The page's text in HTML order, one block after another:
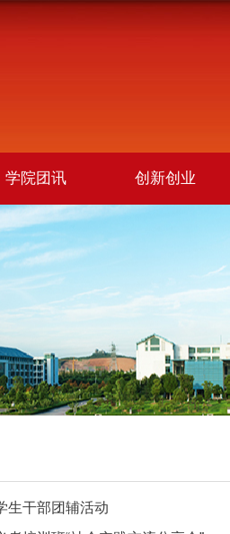
学院团讯 创新创业
生干部团辅活动